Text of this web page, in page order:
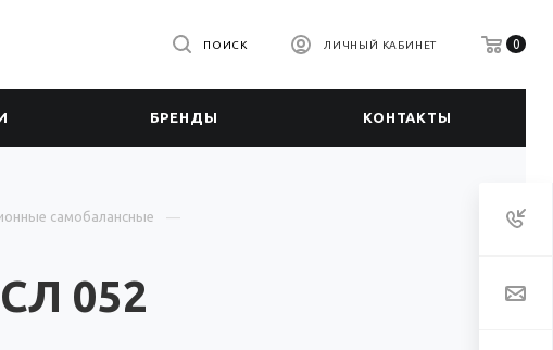
0
ЛИЧНЫЙ КАБИНЕТ
ПОИСК
БРЕНДЫ КОНТАКТЫ
самобалансные
052